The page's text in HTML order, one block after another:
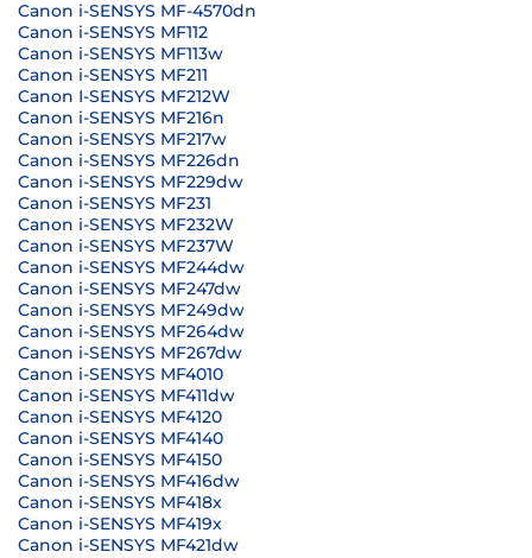
Canon i-SENSYS MF-4570dn
Canon i-SENSYS MF112
Canon i-SENSYS MF113w
Canon i-SENSYS MF211
Canon I-SENSYS MF212W
Canon i-SENSYS MF216n
Canon i-SENSYS MF217w
Canon i-SENSYS MF226dn
Canon i-SENSYS MF229dw
Canon i-SENSYS MF231
Canon i-SENSYS MF232W
Canon i-SENSYS MF237W
Canon i-SENSYS MF244dw
Canon i-SENSYS MF247dw
Canon i-SENSYS MF249dw
Canon i-SENSYS MF264dw
Canon i-SENSYS MF267dw
Canon i-SENSYS MF4010
Canon i-SENSYS MF411dw
Canon i-SENSYS MF4120
Canon i-SENSYS MF4140
Canon i-SENSYS MF4150
Canon i-SENSYS MF416dw
Canon i-SENSYS MF418x
Canon i-SENSYS MF419x
Canon i-SENSYS MF421dw